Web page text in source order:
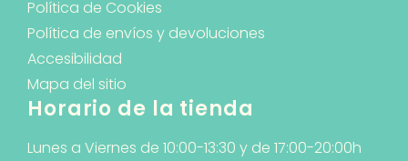
Política de Cookies
Política de envíos y devoluciones
Accesibilidad
Mapa del sitio
Horario de la tienda
Lunes a Viernes de 10:00-13:30 y de 17:00-20:00h